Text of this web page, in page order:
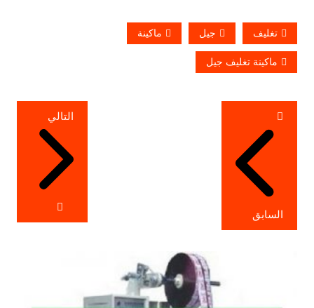
تغليف جيل ماكينة
ماكينة تغليف جيل
تصفّح
المقالات
السابق
التالي